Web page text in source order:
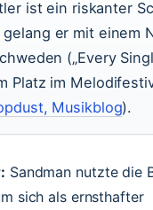
ist ein riskanter
gelang er mit einem
(„Every
Platz im
Musikblog).
Sandman nutzte die
sich als ernsthafter